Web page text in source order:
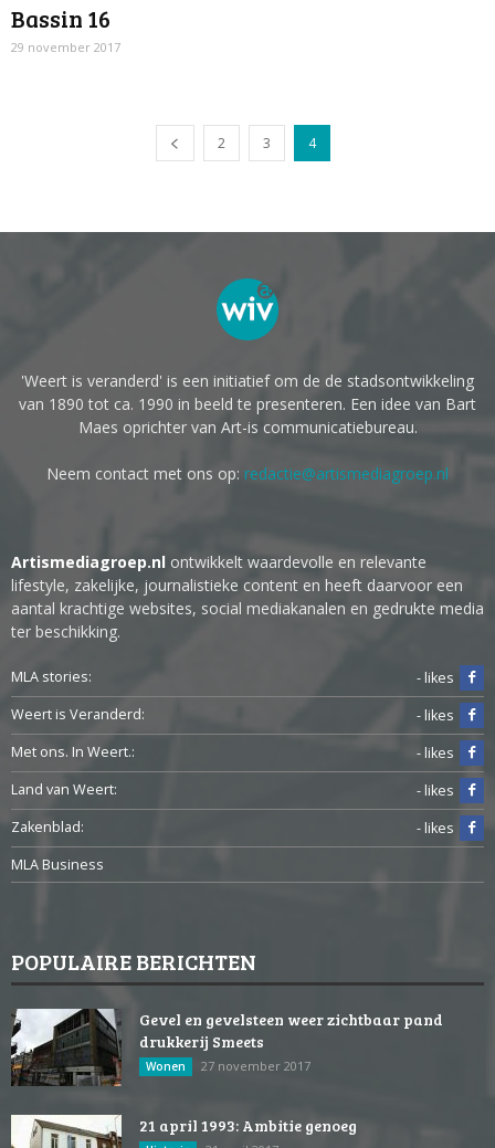
Bassin 16
29 november 2017
2 3 4
'Weert is veranderd' is een initiatief om de de stadsontwikkeling
van 1890 tot ca. 1990 in beeld te presenteren. Een idee van Bart
Maes oprichter van Art-is communicatiebureau.
Neem contact met ons op: redactie@artismediagroep.nl
Artismediagroep.nl ontwikkelt waardevolle en relevante
lifestyle, zakelijke, journalistieke content en heeft daarvoor een
aantal krachtige websites, social mediakanalen en gedrukte media
ter beschikking.
MLA stories:
- likes
Weert is Veranderd:
- likes
Met ons. In Weert.:
- likes
Land van Weert:
- likes
Zakenblad:
- likes
MLA Business
POPULAIRE BERICHTEN
Gevel en gevelsteen weer zichtbaar pand
drukkerij Smeets
Wonen 27 november 2017
21 april 1993: Ambitie genoeg